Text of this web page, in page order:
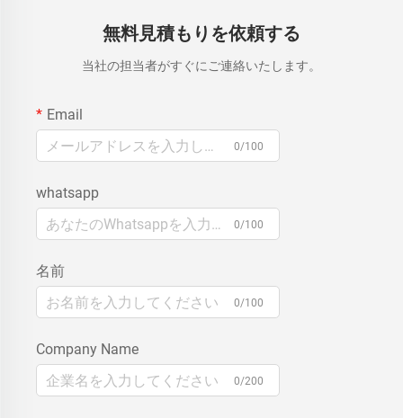
無料見積もりを依頼する
当社の担当者がすぐにご連絡いたします。
Email
0/100
whatsapp
0/100
名前
0/100
Company Name
0/200